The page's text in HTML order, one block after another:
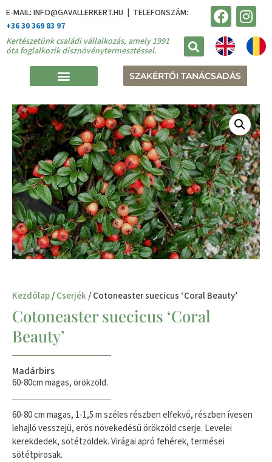
E-MAIL: INFO@GAVALLERKERT.HU | TELEFONSZÁM:
+36 30 369 83 97
Kertészetünk családi vállalkozás, amely 1991
óta foglalkozik dísznövénytermesztéssel.
SZAKÉRTŐI TANÁCSADÁS
Kezdőlap/Cserjék/ Cotoneaster suecicus ‘Coral Beauty’
Cotoneaster suecicus ‘Coral
Beauty’
Madárbirs
60-80cm magas, örökzöld.
60-80 cm magas, 1-1,5 m széles részben elfekvő, részben ívesen
lehajló vesszejű, erős növekedésű örökzöld cserje. Levelei
kerekdedek, sötétzöldek. Virágai apró fehérek, termései
sötétpirosak.